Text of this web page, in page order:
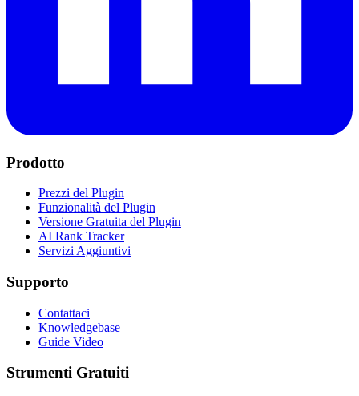
Prodotto
Prezzi del Plugin
Funzionalità del Plugin
Versione Gratuita del Plugin
AI Rank Tracker
Servizi Aggiuntivi
Supporto
Contattaci
Knowledgebase
Guide Video
Strumenti Gratuiti